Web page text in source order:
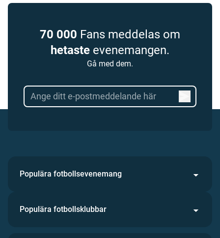
70 000 Fans meddelas om
hetaste evenemangen.
Gå med dem.
Populära fotbollsevenemang
Populära fotbollsklubbar